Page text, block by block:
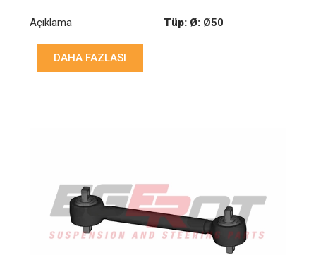
6593502706
Açıklama Tüp: Ø: Ø50
DAHA FAZLASI